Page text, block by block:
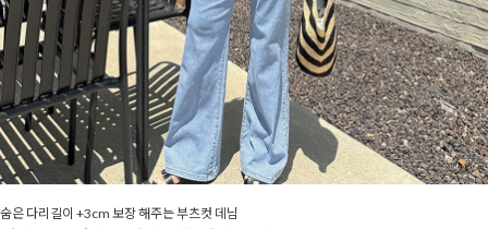
숨은 다리길이 +3cm 보장 해주는 부츠컷 데님